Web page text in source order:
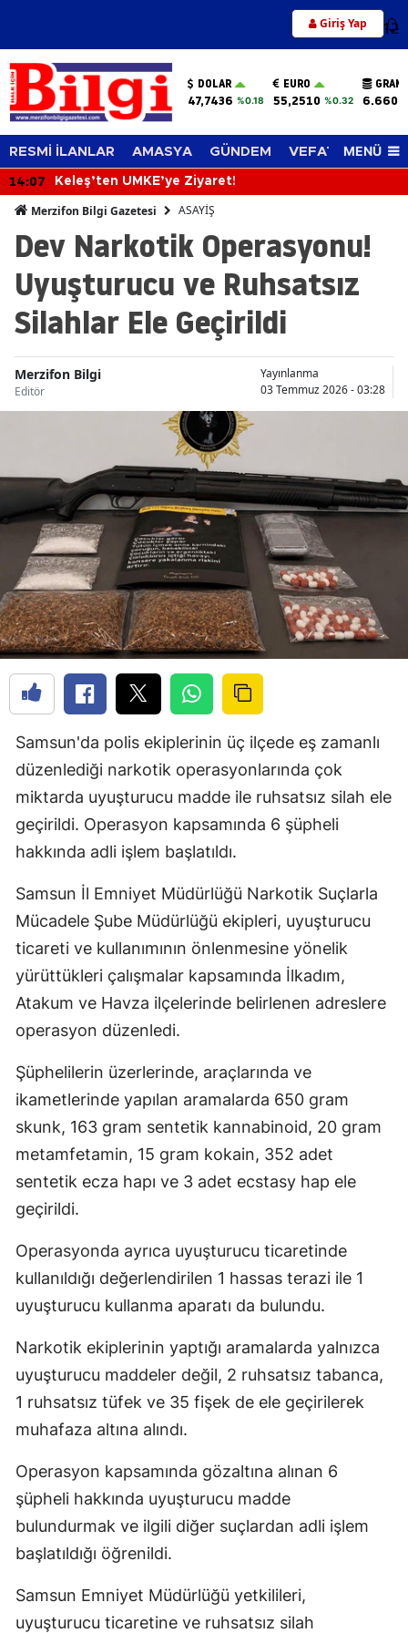
Giriş Yap 12
DOLAR
47,7436 %0.18
EURO
55,2510 %0.32
RESMİ İLANLAR AMASYA GÜNDEM VEFAT EDENLER
MENÜ
14:07 Keleş’ten UMKE’ye Ziyaret!
Merzifon Bilgi Gazetesi ASAYİŞ
Dev Narkotik Operasyonu!
Uyuşturucu ve Ruhsatsız
Silahlar Ele Geçirildi
Merzifon Bilgi
Editör
Yayınlanma
03 Temmuz 2026 - 03:28
Samsun'da polis ekiplerinin üç ilçede eş zamanlı
düzenlediği narkotik operasyonlarında çok
miktarda uyuşturucu madde ile ruhsatsız silah ele
geçirildi. Operasyon kapsamında 6 şüpheli
hakkında adli işlem başlatıldı.
Samsun İl Emniyet Müdürlüğü Narkotik Suçlarla
Mücadele Şube Müdürlüğü ekipleri, uyuşturucu
ticareti ve kullanımının önlenmesine yönelik
yürüttükleri çalışmalar kapsamında İlkadım,
Atakum ve Havza ilçelerinde belirlenen adreslere
operasyon düzenledi.
Şüphelilerin üzerlerinde, araçlarında ve
ikametlerinde yapılan aramalarda 650 gram
skunk, 163 gram sentetik kannabinoid, 20 gram
metamfetamin, 15 gram kokain, 352 adet
sentetik ecza hapı ve 3 adet ecstasy hap ele
geçirildi.
Operasyonda ayrıca uyuşturucu ticaretinde
kullanıldığı değerlendirilen 1 hassas terazi ile 1
uyuşturucu kullanma aparatı da bulundu.
Narkotik ekiplerinin yaptığı aramalarda yalnızca
uyuşturucu maddeler değil, 2 ruhsatsız tabanca,
1 ruhsatsız tüfek ve 35 fişek de ele geçirilerek
muhafaza altına alındı.
Operasyon kapsamında gözaltına alınan 6
şüpheli hakkında uyuşturucu madde
bulundurmak ve ilgili diğer suçlardan adli işlem
başlatıldığı öğrenildi.
Samsun Emniyet Müdürlüğü yetkilileri,
uyuşturucu ticaretine ve ruhsatsız silah